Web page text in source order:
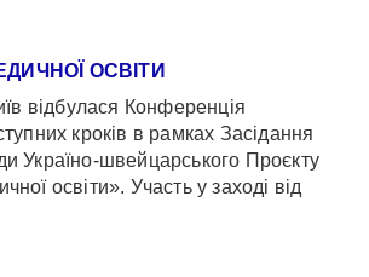
ОСВІТИ
відбулася Конференція
кроків в рамках Засідання
Україно-швейцарського Проєкту
освіти». Участь у заході від